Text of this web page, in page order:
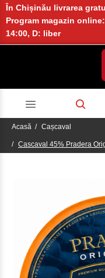
În Chișinău livrarea
Program magazin
14:00, D: liber
Acasă Cașcaval
Cascaval 45% Pradera